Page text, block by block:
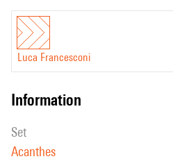
Luca Francesconi
information
set
Acanthes